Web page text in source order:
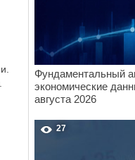
Фундаментальный
экономические
августа 2026
27